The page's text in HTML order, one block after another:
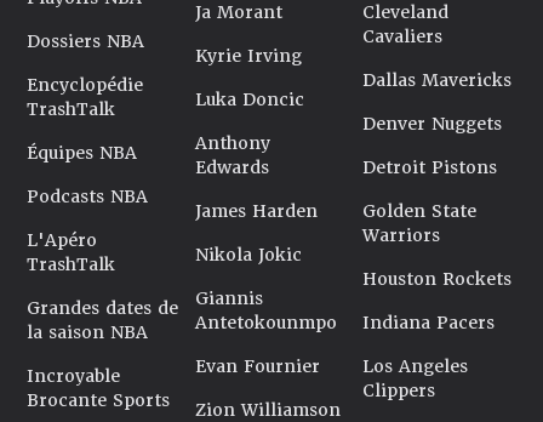
Dossiers NBA
Encyclopédie
TrashTalk
Équipes NBA
Podcasts NBA
L'Apéro
TrashTalk
Grandes dates de
la saison NBA
Incroyable
Brocante Sports
Ja Morant
Kyrie Irving
Luka Doncic
Anthony
Edwards
James Harden
Nikola Jokic
Giannis
Antetokounmpo
Evan Fournier
Zion Williamson
Cleveland
Cavaliers
Dallas Mavericks
Denver Nuggets
Detroit Pistons
Golden State
Warriors
Houston Rockets
Indiana Pacers
Los Angeles
Clippers